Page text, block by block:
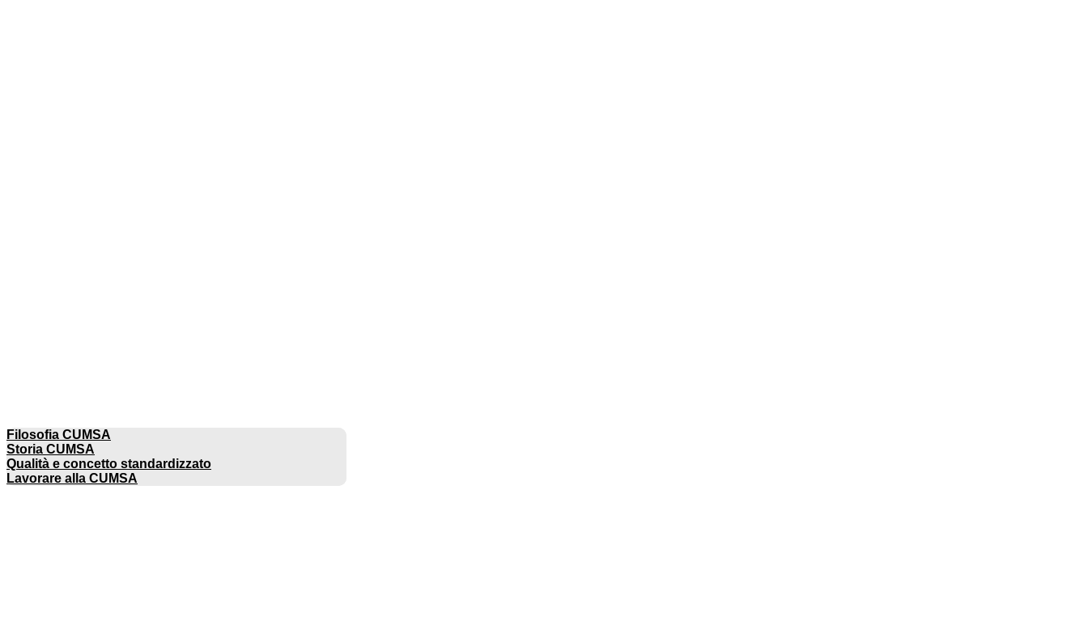
Filosofia CUMSA
Storia CUMSA
Qualità e concetto standardizzato
Lavorare alla CUMSA